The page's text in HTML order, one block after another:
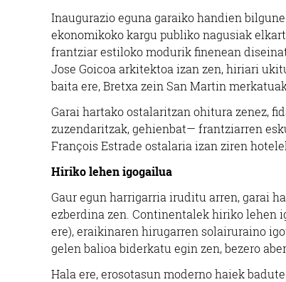
Inaugurazio eguna garaiko handien
ekonomikoko kargu publiko nagusiak
frantziar estiloko modurik finenean
Jose Goicoa arkitektoa izan zen, hiriari
baita ere, Bretxa zein San Martin
Garai hartako ostalaritzan ohitura zenez,
zuzendaritzak, gehienbat— frantziarren
François Estrade ostalaria izan ziren
Hiriko lehen igogailua
Gaur egun harrigarria iruditu arren, garai
ezberdina zen. Continentalek hiriko lehen
ere), eraikinaren hirugarren solairuraino
gelen balioa biderkatu egin zen, bezero
Hala ere, erosotasun moderno haiek